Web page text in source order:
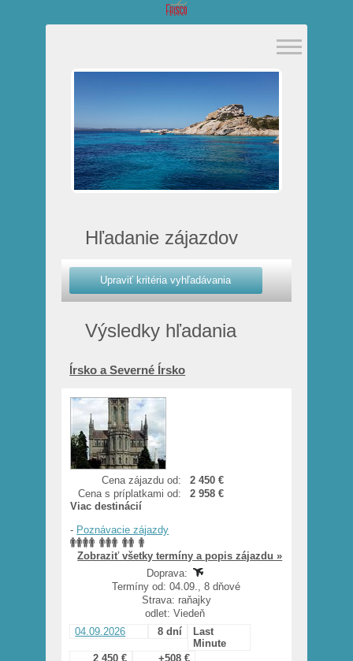
Hľadanie zájazdov
Výsledky hľadania
Írsko a Severné Írsko
Cena zájazdu od:
2 450 €
Cena s príplatkami od:
2 958 €
Viac destinácií
- Poznávacie zájazdy
Zobraziť všetky termíny a popis zájazdu »
Doprava:
Termíny od: 04.09., 8 dňové
Strava: raňajky
odlet: Viedeň
04.09.2026
8 dní
Last
Minute
2 450 €
+508 €